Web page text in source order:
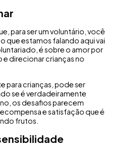
para ser um voluntário, você
que estamos falando aqui vai
é sobre o amor por
direcionar crianças no
para crianças, pode ser
se é verdadeiramente
os desafios parecem
e satisfação que é
frutos.